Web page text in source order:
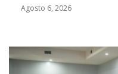
Agosto 6, 2026